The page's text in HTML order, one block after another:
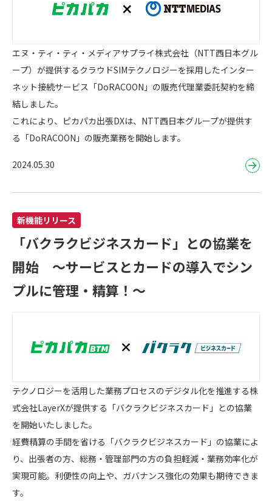
エヌ・ティ・ティ・メディアサプライ株式会社（NTT西日本グル
ープ）が提供するクラウドSIMテクノロジーを採用したインター
ネット接続サービス「DoRACOON」の販売代理業委託契約を締
結しました。
これにより、ピカパカ出張DXは、NTT西日本グループが提供す
る「DoRACOON」の販売業務を開始します。
2024.05.30
新機能リリース
「バクラクビジネスカード」との協業を
開始 ～サービスとカードの導入でシン
プルに管理・精算！～
テクノロジーを活用した業務プロセスのデジタル化を推進する株
式会社LayerXが提供する「バクラクビジネスカード」との協業
を開始いたしました。
経費精算の手間を省ける「バクラクビジネスカード」の協業によ
り、出張者の方、総務・管理部門の方の負担軽減・業務効率化が
実現可能。利便性の向上や、ガバナンス強化の効果も期待できま
す。